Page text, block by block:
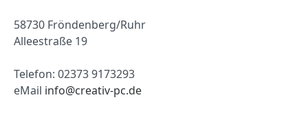
58730 Fröndenberg/Ruhr
Alleestraße 19
Telefon: 02373 9173293
eMail info@creativ-pc.de